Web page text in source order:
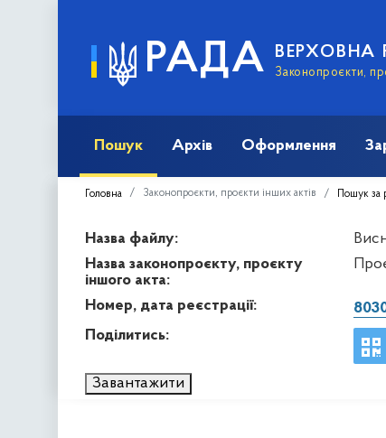
РАДА ВЕРХОВНА
Законопроєкти,
Пошук Архів Оформлення
Головна Законопроєкти, проєкти інших актів Пошук за
Назва файлу:
Назва законопроєкту, проєкту
іншого акта:
Номер, дата реєстрації:
Поділитись:
Завантажити